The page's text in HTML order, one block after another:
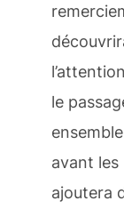
le
avant les
ajoutera